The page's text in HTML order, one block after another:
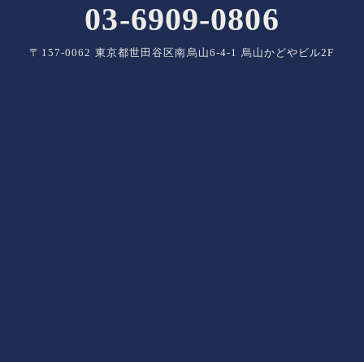
03-6909-0806
〒157-0062 東京都世田谷区南烏山6-4-1 烏山かどやビル2F